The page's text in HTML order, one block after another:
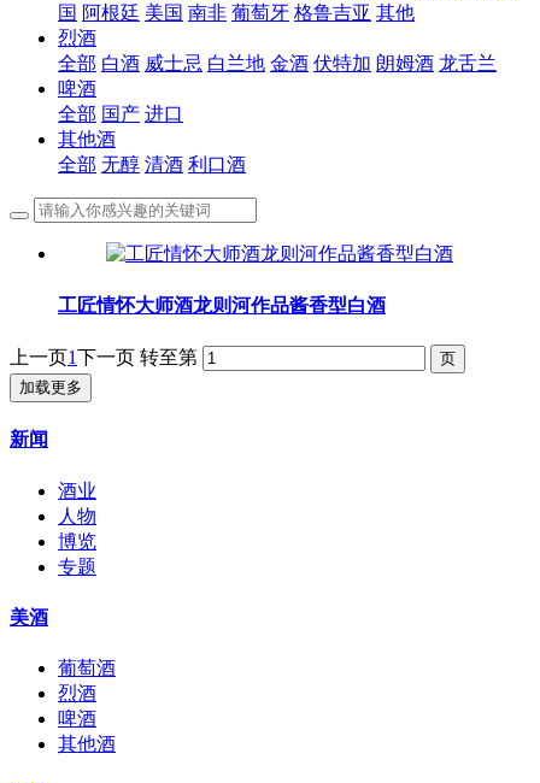
国 阿根廷 美国 南非 葡萄牙 格鲁吉亚 其他
烈酒
全部 白酒 威士忌 白兰地 金酒 伏特加 朗姆酒 龙舌兰
啤酒
全部 国产 进口
其他酒
全部 无醇 清酒 利口酒
工匠情怀大师酒龙则河作品酱香型白酒
上一页1下一页 转至第
加载更多
新闻
酒业
人物
博览
专题
美酒
葡萄酒
烈酒
啤酒
其他酒